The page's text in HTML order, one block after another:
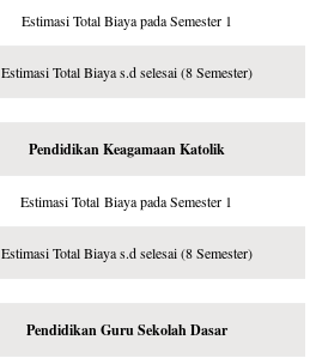
Estimasi Total Biaya pada Semester 1
Estimasi Total Biaya s.d selesai (8 Semester)
Pendidikan Keagamaan Katolik
Estimasi Total Biaya pada Semester 1
Estimasi Total Biaya s.d selesai (8 Semester)
Pendidikan Guru Sekolah Dasar